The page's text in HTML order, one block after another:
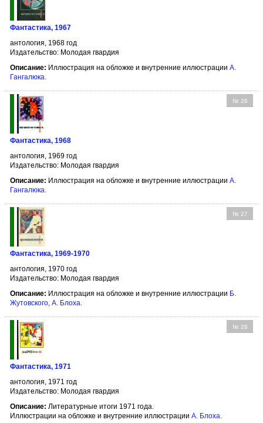
Фантастика, 1967
антология, 1968 год
Издательство: Молодая гвардия
Описание: Иллюстрация на обложке и внутренние иллюстрации А.
Гангалюка.
№ 26
Фантастика, 1968
антология, 1969 год
Издательство: Молодая гвардия
Описание: Иллюстрация на обложке и внутренние иллюстрации А.
Гангалюка.
№ 27
Фантастика, 1969-1970
антология, 1970 год
Издательство: Молодая гвардия
Описание: Иллюстрация на обложке и внутренние иллюстрации Б.
Жутовского, А. Блоха.
№ 28
Фантастика, 1971
антология, 1971 год
Издательство: Молодая гвардия
Описание: Литературные итоги 1971 года.
Иллюстрации на обложке и внутренние иллюстрации А. Блоха.